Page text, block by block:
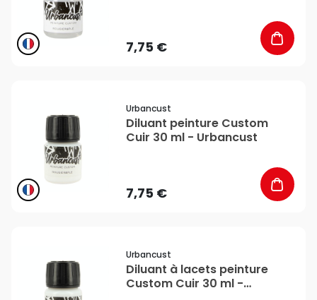
7,75 €
Urbancust
Diluant peinture Custom
Cuir 30 ml - Urbancust
7,75 €
Urbancust
Diluant à lacets peinture
Custom Cuir 30 ml -